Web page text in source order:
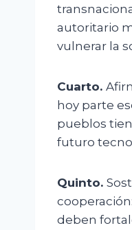
autoritario
vulnerar la
Cuarto.
hoy parte
pueblos
futuro
Quinto.
deben